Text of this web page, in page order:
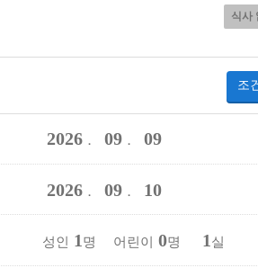
식사
조
2026． 09． 09
2026． 09． 10
성인 1 명 어린이 0명 1 실